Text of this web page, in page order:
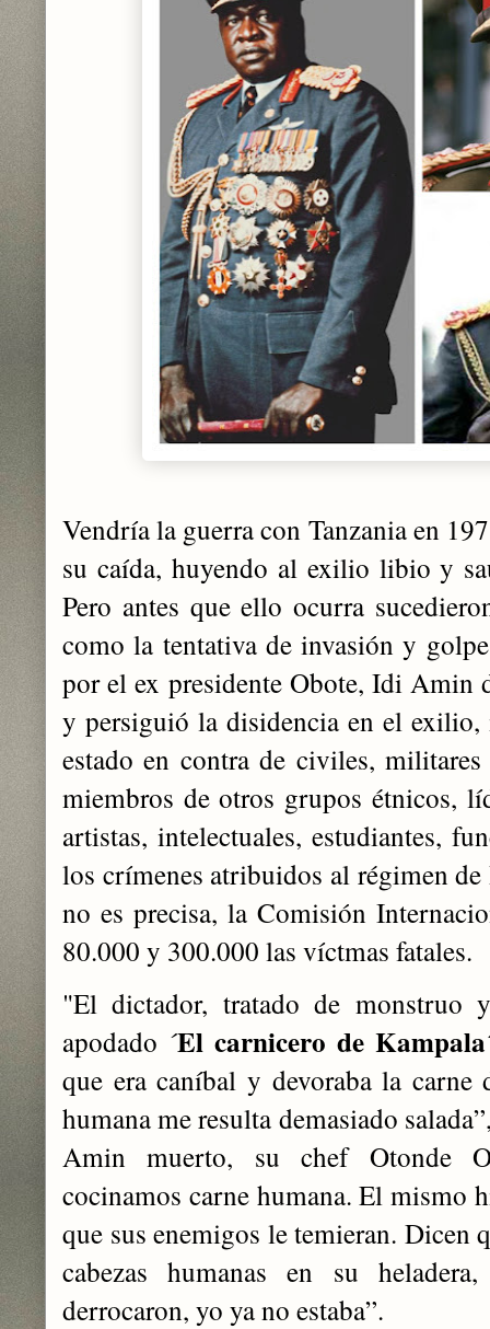
Vendría la guerra con Tanzania en
su caída, huyendo al exilio libio y
Pero antes que ello ocurra
como la tentativa de invasión y
por el ex presidente Obote, Idi Amin
y persiguió la disidencia en el exilio,
estado en contra de civiles,
miembros de otros grupos étnicos,
artistas, intelectuales, estudiantes,
los crímenes atribuidos al régimen
no es precisa, la Comisión
80.000 y 300.000 las víctmas fatales.
"El dictador, tratado de
apodado ´El carnicero de
que era caníbal y devoraba la carne
humana me resulta demasiado
Amin muerto, su chef Otonde
cocinamos carne humana. El mismo
que sus enemigos le temieran. Dicen
cabezas humanas en su
derrocaron, yo ya no estaba”.